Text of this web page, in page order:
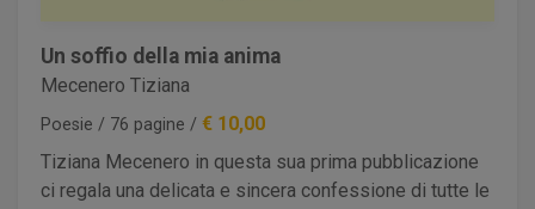
Un soffio della mia anima
Mecenero Tiziana
Poesie / 76 pagine /€ 10,00
Tiziana Mecenero in questa sua prima pubblicazione
ci regala una delicata e sincera confessione di tutte le